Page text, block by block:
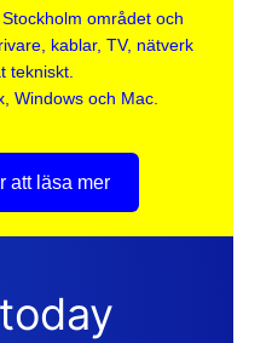
området och
kablar, TV, nätverk
tekniskt.
Windows och Mac.
att läsa mer